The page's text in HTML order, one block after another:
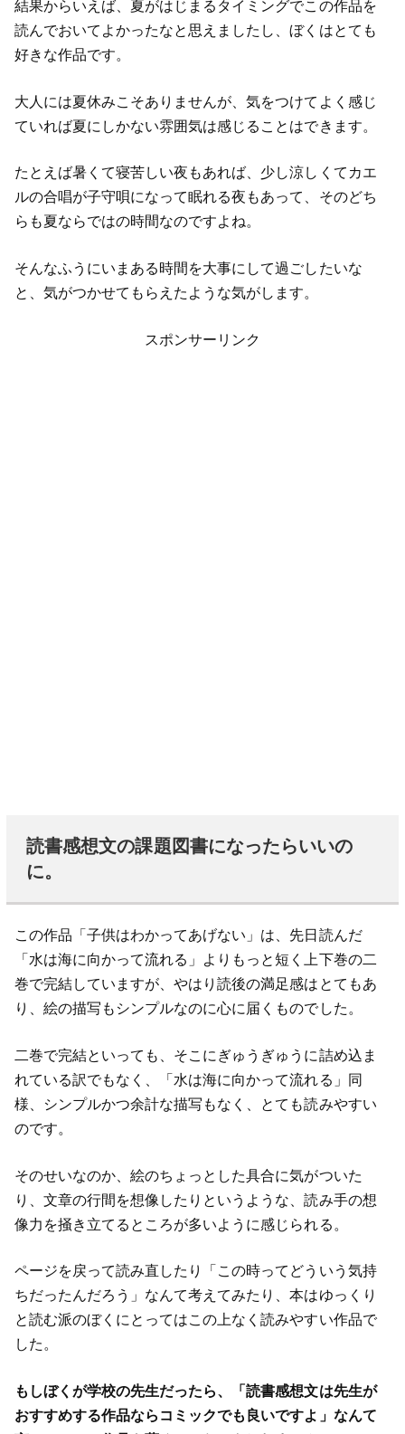
結果からいえば、夏がはじまるタイミングでこの作品を
読んでおいてよかったなと思えましたし、ぼくはとても
好きな作品です。
大人には夏休みこそありませんが、気をつけてよく感じ
ていれば夏にしかない雰囲気は感じることはできます。
たとえば暑くて寝苦しい夜もあれば、少し涼しくてカエ
ルの合唱が子守唄になって眠れる夜もあって、そのどち
らも夏ならではの時間なのですよね。
そんなふうにいまある時間を大事にして過ごしたいな
と、気がつかせてもらえたような気がします。
スポンサーリンク
読書感想文の課題図書になったらいいの
に。
この作品「子供はわかってあげない」は、先日読んだ
「水は海に向かって流れる」よりもっと短く上下巻の二
巻で完結していますが、やはり読後の満足感はとてもあ
り、絵の描写もシンプルなのに心に届くものでした。
二巻で完結といっても、そこにぎゅうぎゅうに詰め込ま
れている訳でもなく、「水は海に向かって流れる」同
様、シンプルかつ余計な描写もなく、とても読みやすい
のです。
そのせいなのか、絵のちょっとした具合に気がついた
り、文章の行間を想像したりというような、読み手の想
像力を掻き立てるところが多いように感じられる。
ページを戻って読み直したり「この時ってどういう気持
ちだったんだろう」なんて考えてみたり、本はゆっくり
と読む派のぼくにとってはこの上なく読みやすい作品で
した。
もしぼくが学校の先生だったら、「読書感想文は先生が
おすすめする作品ならコミックでも良いですよ」なんて